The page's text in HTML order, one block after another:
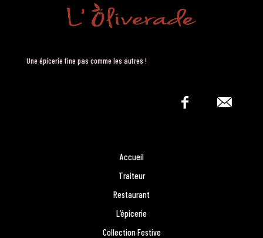
Une épicerie fine pas comme les autres !
Accueil
Traiteur
Restaurant
L’épicerie
Collection Festive